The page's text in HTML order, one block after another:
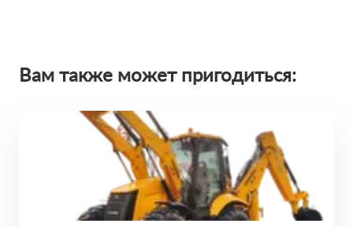
Вам также может пригодиться: